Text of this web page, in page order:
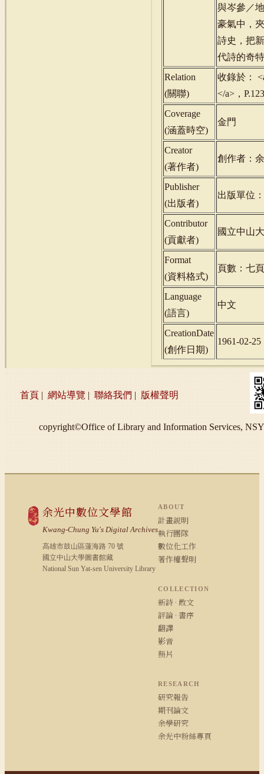
與岑參／
豪氣中，
詩史，把
代詩的奇
Relation
(關聯)
收錄於：
</a>，
Coverage
(涵蓋時空)
金門
Creator
(著作者)
創作者：
Publisher
(出版者)
出版單位
Contributor
(貢獻者)
國立中山
Format
(資料格式)
頁數：七頁
Language
(語言)
中文
CreationDate
(創作日期)
1961-02-25
首頁 | 網站導覽 | 聯絡我們 | 版權聲明
copyright©Office of Library and Information Services,
余光中數位文學館
Kwang-Chung Yu's Digital Archives
高雄市鼓山區蓮海路 70 號
國立中山大學圖書館藏
National Sun Yat-sen University Library
ABOUT
計畫說明
執行團隊
數位化工作
著作權聲明
COLLECTION
新詩 · 散文
評論 · 書序
翻譯
影音
照片
RESEARCH
研究報告
期刊論文
余學研究
余光中粉絲專頁